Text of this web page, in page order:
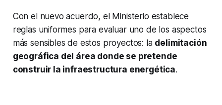
Con el nuevo acuerdo, el Ministerio establece
reglas uniformes para evaluar uno de los aspectos
más sensibles de estos proyectos: la delimitación
geográfica del área donde se pretende
construir la infraestructura energética.